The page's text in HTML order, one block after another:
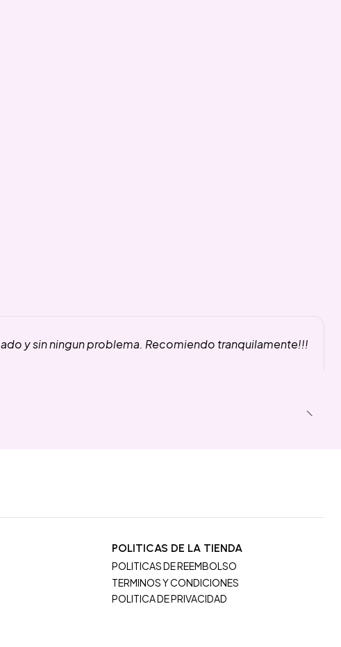
y sin ningun problema. Recomiendo tranquilamente!!!
POLITICAS DE LA TIENDA
POLITICAS DE REEMBOLSO
TERMINOS Y CONDICIONES
POLITICA DE PRIVACIDAD